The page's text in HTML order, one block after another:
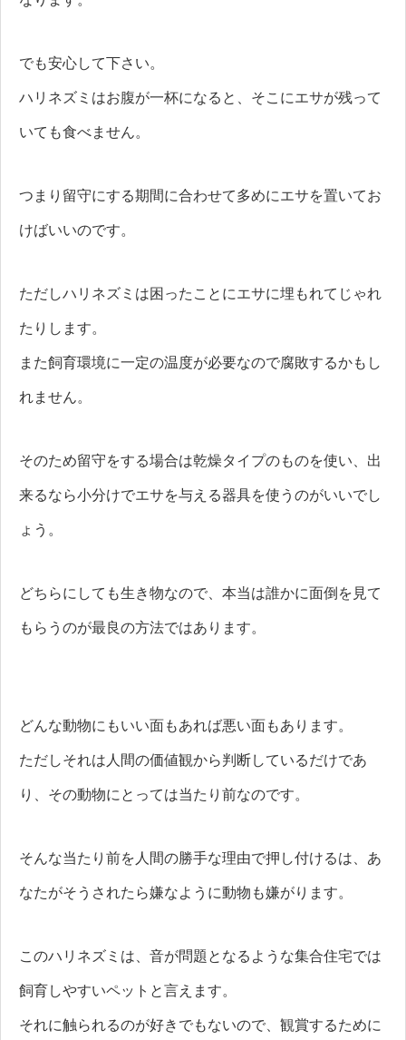
でも安心して下さい。
ハリネズミはお腹が一杯になると、そこにエサが残って
いても食べません。
つまり留守にする期間に合わせて多めにエサを置いてお
けばいいのです。
ただしハリネズミは困ったことにエサに埋もれてじゃれ
たりします。
また飼育環境に一定の温度が必要なので腐敗するかもし
れません。
そのため留守をする場合は乾燥タイプのものを使い、出
来るなら小分けでエサを与える器具を使うのがいいでし
ょう。
どちらにしても生き物なので、本当は誰かに面倒を見て
もらうのが最良の方法ではあります。
どんな動物にもいい面もあれば悪い面もあります。
ただしそれは人間の価値観から判断しているだけであ
り、その動物にとっては当たり前なのです。
そんな当たり前を人間の勝手な理由で押し付けるは、あ
なたがそうされたら嫌なように動物も嫌がります。
このハリネズミは、音が問題となるような集合住宅では
飼育しやすいペットと言えます。
それに触られるのが好きでもないので、観賞するために